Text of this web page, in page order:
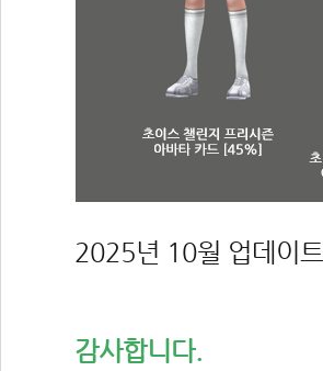
2025년 10월 업데이
감사합니다.